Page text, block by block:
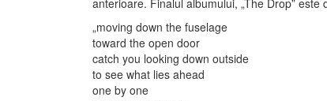
anterioare. Finalul albumului, „The Drop”
„moving down the fuselage
toward the open door
catch you looking down outside
to see what lies ahead
one by one